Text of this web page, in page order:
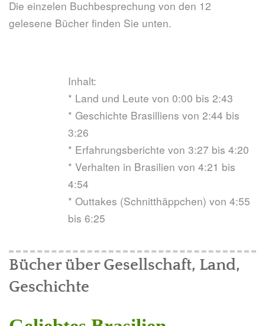
Die einzelen Buchbesprechung von den 12
gelesene Bücher finden Sie unten.
Inhalt:
* Land und Leute von 0:00 bis 2:43
* Geschichte Brasilliens von 2:44 bis
3:26
* Erfahrungsberichte von 3:27 bis 4:20
* Verhalten in Brasilien von 4:21 bis
4:54
* Outtakes (Schnitthäppchen) von 4:55
bis 6:25
Bücher über Gesellschaft, Land,
Geschichte